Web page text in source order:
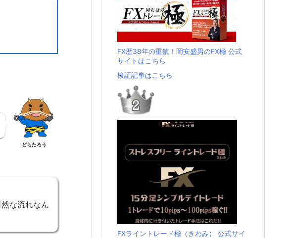
どらたろう
な流れなん
FX歴38年の重鎮！岡安盛男のFX極 公式
サイトはこちら
検証記事はこちら
FXライントレード極（きわみ） 公式サイ